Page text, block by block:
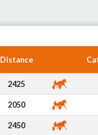
Distance
2425
2050
2450